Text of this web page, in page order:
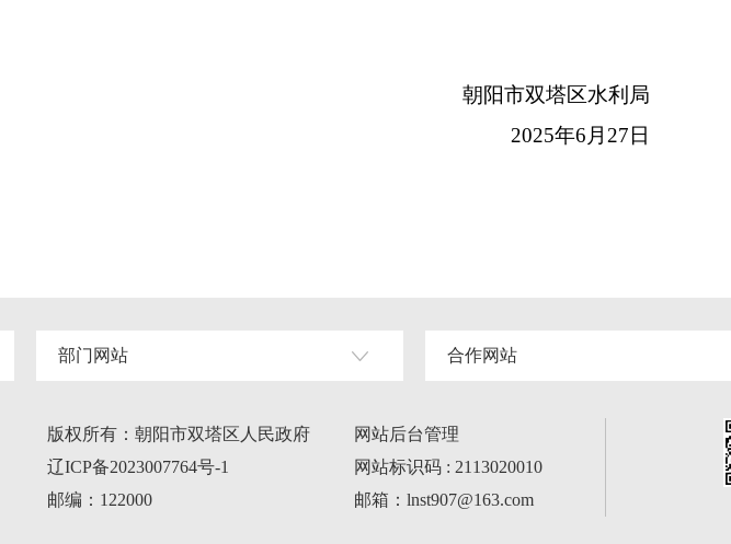
朝阳市双塔区水利局
2025年6月27日
部门网站 合作网站
版权所有：朝阳市双塔区人民政府
辽ICP备2023007764号-1
邮编：122000
网站后台管理
网站标识码 : 2113020010
邮箱：lnst907@163.com